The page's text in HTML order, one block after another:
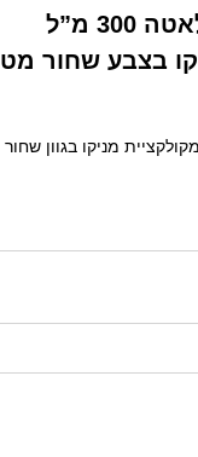
רביעיית ספלי לאטה 300 מ”ל
בצבע שחור מט